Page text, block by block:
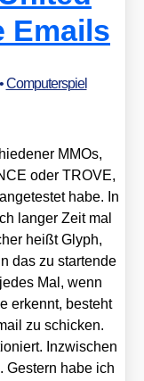
Emails
•Computerspiel
MMOs,
oder TROVE,
habe. In
lan­ger Zeit mal
heißt Glyph,
das zu star­ten­de
Mal, wenn
erkennt, besteht
zu schi­cken.
Inzwi­schen
Ges­tern habe ich